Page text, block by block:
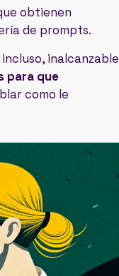
obtienen
de prompts.
inalcanzable
para que
como le